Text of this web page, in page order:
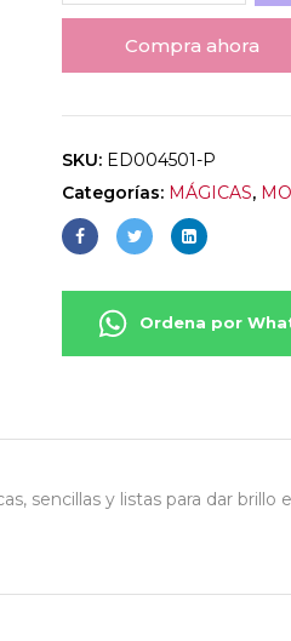
Compra ahora
SKU: ED004501-P
Categorías: MÁGICAS,
Ordena por
sencillas y listas para dar